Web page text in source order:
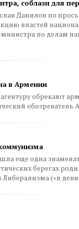
соблазн для
Данилов по
властей
по делам
в Армении
обрекают
еще одна
берегах
(«в